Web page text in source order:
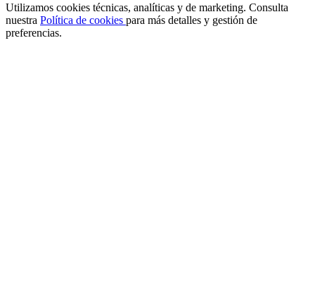
Utilizamos cookies técnicas, analíticas y de marketing. Consulta
nuestra Política de cookies para más detalles y gestión de
preferencias.